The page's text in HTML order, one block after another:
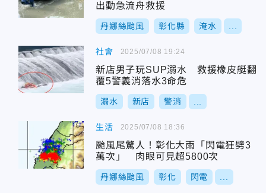
出動急流舟救援
丹娜絲颱風 彰化縣 淹水
社會
新店男子玩SUP溺水 救援橡皮艇翻
覆5警義消落水3命危
溺水 新店 警消
2025/07/08 19:24
生活
颱風尾驚人！彰化大雨「閃電狂劈3
萬次」 肉眼可見超5800次
丹娜絲颱風 彰化 閃電
2025/07/08 18:36